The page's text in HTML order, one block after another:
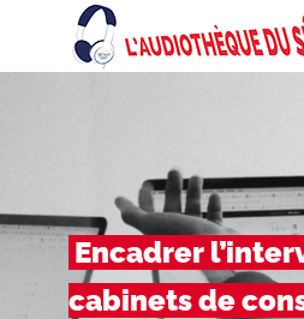
Encadrer
cabinets de